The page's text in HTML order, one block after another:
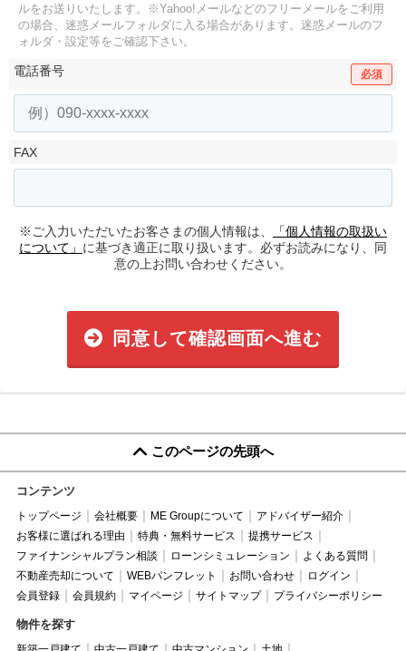
ルをお送りいたします。
※Yahoo!メールなどのフリーメールをご利用
の場合、迷惑メールフォルダに入る場合があります。 迷惑メールのフ
ォルダ・設定等をご確認下さい。
電話番号 必須
FAX
※ご入力いただいたお客さまの個人情報は、
「個人情報の取扱い
について」 に基づき適正に取り扱います。必ずお読みになり、同
意の上お問い合わせください。
同意して確認画面へ進む
このページの先頭へ
コンテンツ
トップページ 会社概要 ME Groupについて
アドバイザー紹介
お客様に選ばれる理由
特典・無料サービス
提携サービス
ファイナンシャルプラン相談
ローンシミュレーション
よくある質問
不動産売却について
WEBパンフレット お問い合わせ
ログイン
会員登録
会員規約 マイページ サイトマップ プライバシーポリシー
物件を探す